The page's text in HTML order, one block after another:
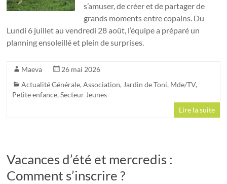
s’amuser, de créer et de partager de
grands moments entre copains. Du
Lundi 6 juillet au vendredi 28 août, l’équipe a préparé un
planning ensoleillé et plein de surprises.
Maeva
26 mai 2026
Actualité Générale,Association, Jardin de Toni, Mde/TV,
Petite enfance,Secteur Jeunes
Lire la suite
Vacances d’été et mercredis :
Comment s’inscrire ?